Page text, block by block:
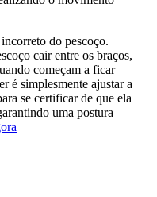
do pescoço.
cair entre os braços,
começam a ficar
é simplesmente ajustar a
se certificar de que ela
uma postura